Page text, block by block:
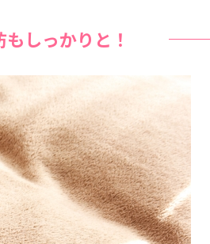
しっかりと！